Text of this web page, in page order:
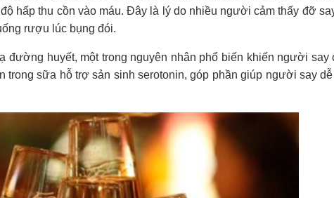
hấp thu cồn vào máu. Đây là lý do nhiều người cảm thấy đỡ
rượu lúc bụng đói.
huyết, một trong nguyên nhân phổ biến khiến người say
trong sữa hỗ trợ sản sinh serotonin, góp phần giúp người say